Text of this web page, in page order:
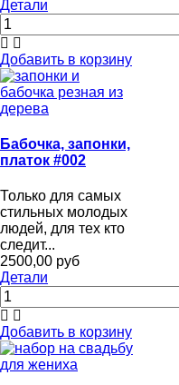
Детали
Добавить в корзину
Бабочка, запонки,
платок #002
Только для самых
стильных молодых
людей, для тех кто
следит...
2500,00 руб
Детали
Добавить в корзину